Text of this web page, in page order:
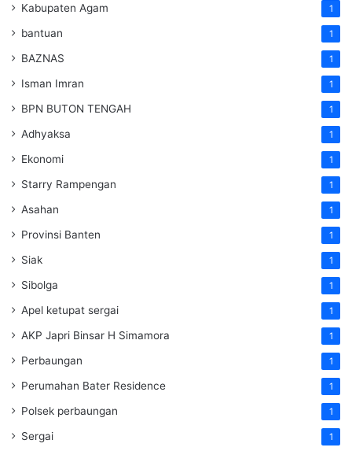
Kabupaten Agam 1
bantuan 1
BAZNAS 1
Isman Imran 1
BPN BUTON TENGAH 1
Adhyaksa 1
Ekonomi 1
Starry Rampengan 1
Asahan 1
Provinsi Banten 1
Siak 1
Sibolga 1
Apel ketupat sergai 1
AKP Japri Binsar H Simamora 1
Perbaungan 1
Perumahan Bater Residence 1
Polsek perbaungan 1
Sergai 1